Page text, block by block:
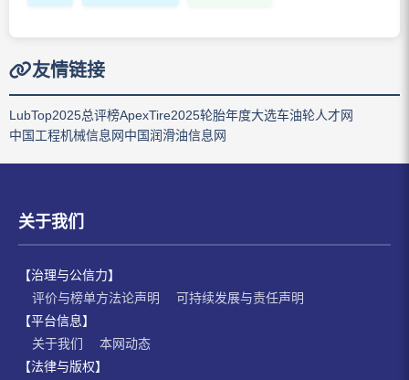
友情链接
LubTop2025总评榜ApexTire2025轮胎年度大选车油轮人才网
中国工程机械信息网中国润滑油信息网
关于我们
【治理与公信力】
评价与榜单方法论声明
可持续发展与责任声明
【平台信息】
关于我们
本网动态
【法律与版权】